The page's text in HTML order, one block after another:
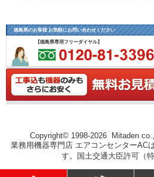
徳島県のお客様 お気軽にお問い合わせください
【徳島県専用フリーダイヤル】
Copyright© 1998-2026 Mitaden
業務用機器専門店 エアコンセンターAC
す。国土交通大臣許可（